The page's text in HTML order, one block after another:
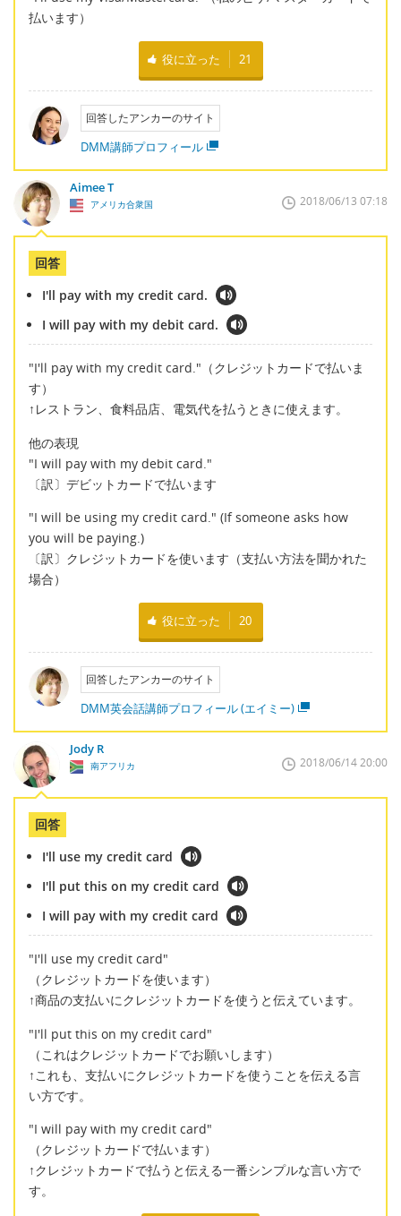
払います）
役に立った 21
回答したアンカーのサイト
DMM講師プロフィール
Aimee T
アメリカ合衆国 2018/06/13 07:18
回答
I'll pay with my credit card.
I will pay with my debit card.
"I'll pay with my credit card."（クレジットカードで払いま
す）
↑レストラン、食料品店、電気代を払うときに使えます。
他の表現
"I will pay with my debit card."
〔訳〕デビットカードで払います
"I will be using my credit card." (If someone asks how
you will be paying.)
〔訳〕クレジットカードを使います（支払い方法を聞かれた
場合）
役に立った 20
回答したアンカーのサイト
DMM英会話講師プロフィール (エイミー)
Jody R
南アフリカ 2018/06/14 20:00
回答
I'll use my credit card
I'll put this on my credit card
I will pay with my credit card
"I'll use my credit card"
（クレジットカードを使います）
↑商品の支払いにクレジットカードを使うと伝えています。
"I'll put this on my credit card"
（これはクレジットカードでお願いします）
↑これも、支払いにクレジットカードを使うことを伝える言
い方です。
"I will pay with my credit card"
（クレジットカードで払います）
↑クレジットカードで払うと伝える一番シンプルな言い方で
す。